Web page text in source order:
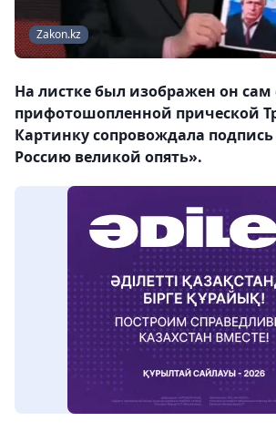
Zakon.kz
На листке был изображен он сам
прифотошопленной прической
Картинку сопровождала
Россию великой опять».